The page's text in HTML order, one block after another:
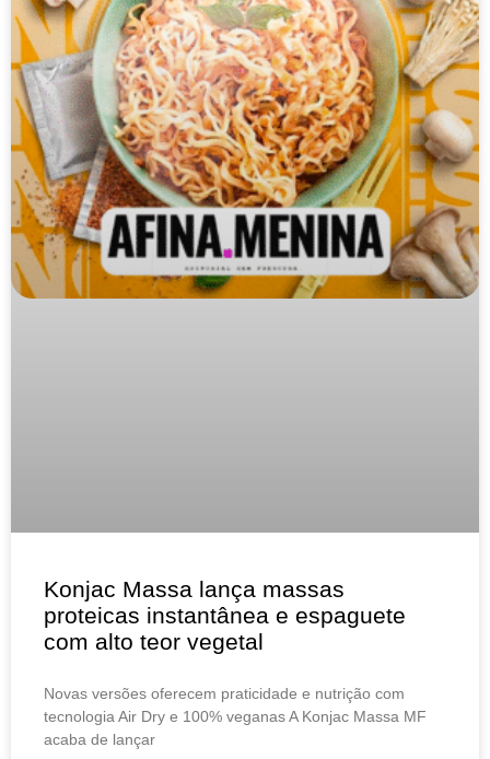
Konjac Massa lança massas
proteicas instantânea e espaguete
com alto teor vegetal
Novas versões oferecem praticidade e nutrição com
tecnologia Air Dry e 100% veganas A Konjac Massa MF
acaba de lançar